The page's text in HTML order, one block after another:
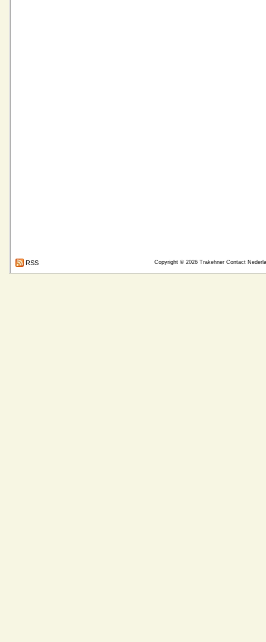
Copyright © 2026 Trakehner Contact
RSS